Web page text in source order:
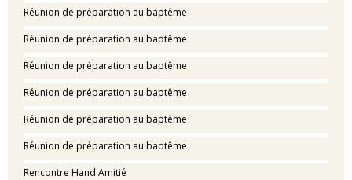
Réunion de préparation au baptême
Réunion de préparation au baptême
Réunion de préparation au baptême
Réunion de préparation au baptême
Réunion de préparation au baptême
Réunion de préparation au baptême
Rencontre Hand Amitié